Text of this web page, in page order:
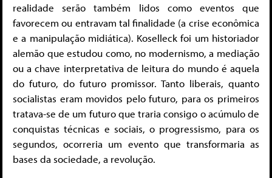
realidade serão também lidos como eventos que
favorecem ou entravam tal finalidade (a crise econômica
e a manipulação midiática). Koselleck foi um historiador
alemão que estudou como, no modernismo, a mediação
ou a chave interpretativa de leitura do mundo é aquela
do futuro, do futuro promissor. Tanto liberais, quanto
socialistas eram movidos pelo futuro, para os primeiros
tratava-se de um futuro que traria consigo o acúmulo de
conquistas técnicas e sociais, o progressismo, para os
segundos, ocorreria um evento que transformaria as
bases da sociedade, a revolução.